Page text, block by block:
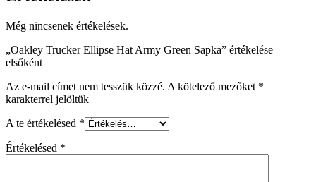
Még nincsenek értékelések.
„Oakley Trucker Ellipse Hat Army Green Sapka” értékelése
elsőként
Az e-mail címet nem tesszük közzé. A kötelező mezőket *
karakterrel jelöltük
A te értékelésed *
Értékelésed *